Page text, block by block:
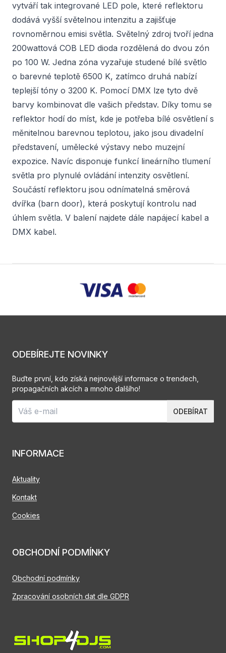
vytváří tak integrované LED pole, které reflektoru
dodává vyšší světelnou intenzitu a zajišťuje
rovnoměrnou emisi světla. Světelný zdroj tvoří jedna
200wattová COB LED dioda rozdělená do dvou zón
po 100 W. Jedna zóna vyzařuje studené bílé světlo
o barevné teplotě 6500 K, zatímco druhá nabízí
teplejší tóny o 3200 K. Pomocí DMX lze tyto dvě
barvy kombinovat dle vašich představ. Díky tomu se
reflektor hodí do míst, kde je potřeba bílé osvětlení s
měnitelnou barevnou teplotou, jako jsou divadelní
představení, umělecké výstavy nebo muzejní
expozice. Navíc disponuje funkcí lineárního tlumení
světla pro plynulé ovládání intenzity osvětlení.
Součástí reflektoru jsou odnímatelná směrová
dvířka (barn door), která poskytují kontrolu nad
úhlem světla. V balení najdete dále napájecí kabel a
DMX kabel.
INFORMACE
Aktuality
Kontakt
Cookies
OBCHODNÍ PODMÍNKY
Obchodní podmínky
Zpracování osobních dat dle GDPR
ODEBÍREJTE NOVINKY
Buďte první, kdo získá nejnovější informace o trendech,
propagačních akcích a mnoho dalšího!
ODEBÍRAT